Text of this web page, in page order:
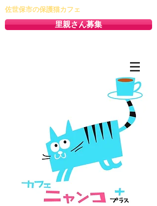
佐世保市の保護猫カフェ
里親さん募集